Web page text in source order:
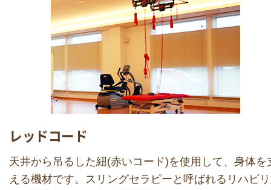
レッドコード
天井から吊るした紐(赤いコード)を使用して、身体を
える機材です。スリングセラピーと呼ばれるリハビ